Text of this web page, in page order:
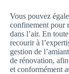
Vous pouvez
confinement pour
dans l’air. En
recourir à
gestion de
de rénovation,
et conformément